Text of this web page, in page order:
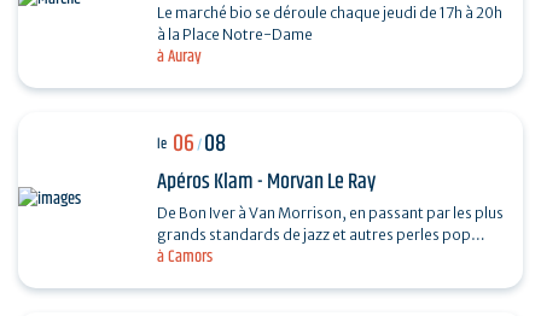
à Auray
Le marché bio se déroule chaque jeudi de 17h à 20h
à la Place Notre-Dame
à Camors
le 06/08
Apéros Klam - Morvan Le Ray
De Bon Iver à Van Morrison, en passant par les plus
grands standards de jazz et autres perles pop
folk, Mo chante, accompagné de sa guitare et de